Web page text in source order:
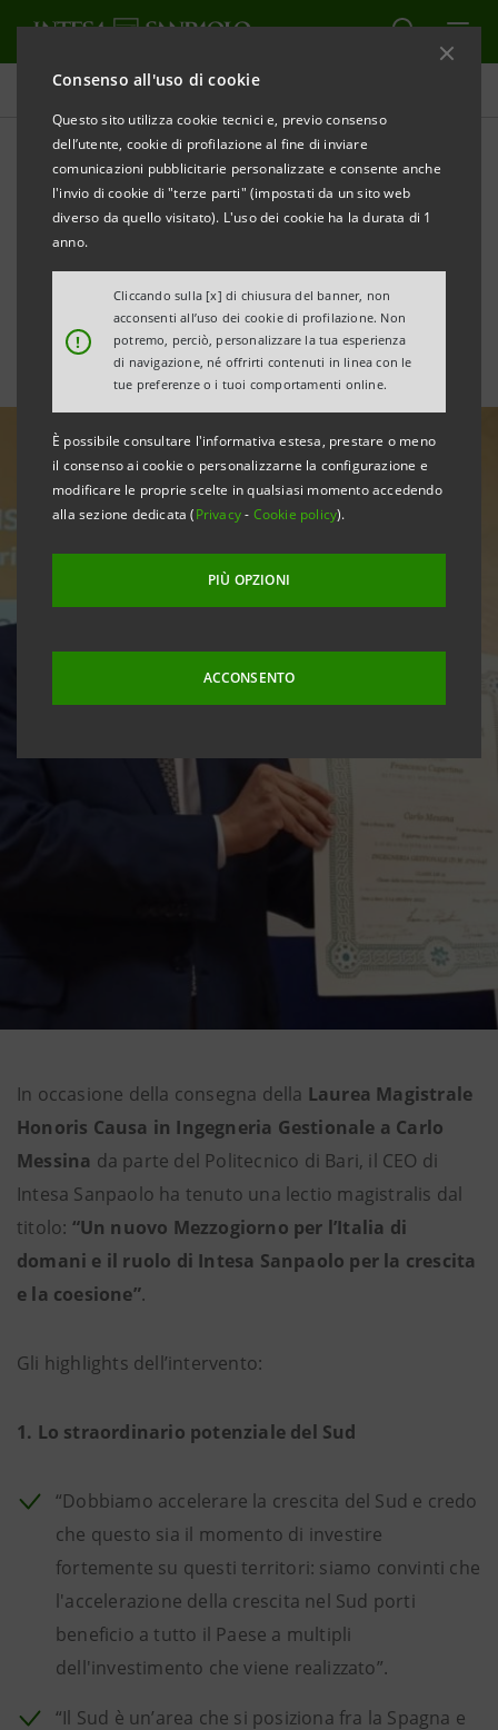
Consenso all'uso di cookie
Questo sito utilizza cookie tecnici e, previo consenso
dell’utente, cookie di profilazione al fine di inviare
comunicazioni pubblicitarie personalizzate e consente anche
l'invio di cookie di "terze parti" (impostati da un sito web
diverso da quello visitato). L'uso dei cookie ha la durata di 1
anno.
!
Cliccando sulla [x] di chiusura del banner, non
acconsenti all’uso dei cookie di profilazione. Non
potremo, perciò, personalizzare la tua esperienza
di navigazione, né offrirti contenuti in linea con le
tue preferenze o i tuoi comportamenti online.
È possibile consultare l'informativa estesa, prestare o meno
il consenso ai cookie o personalizzarne la configurazione e
modificare le proprie scelte in qualsiasi momento accedendo
alla sezione dedicata (Privacy- Cookie policy).
PIÙ OPZIONI
ACCONSENTO
Tutte le news
Lo straordinario potenziale
del Sud. Lectio magistralis
di Carlo Messina
In occasione della consegna della Laurea Magistrale
Honoris Causa in Ingegneria Gestionale a Carlo
Messina da parte del Politecnico di Bari, il CEO di
Intesa Sanpaolo ha tenuto una lectio magistralis dal
titolo: “Un nuovo Mezzogiorno per l’Italia di
domani e il ruolo di Intesa Sanpaolo per la crescita
e la coesione”.
Gli highlights dell’intervento:
1. Lo straordinario potenziale del Sud
“Dobbiamo accelerare la crescita del Sud e credo
che questo sia il momento di investire
fortemente su questi territori: siamo convinti che
l'accelerazione della crescita nel Sud porti
beneficio a tutto il Paese a multipli
dell'investimento che viene realizzato”.
“Il Sud è un’area che si posiziona fra la Spagna e